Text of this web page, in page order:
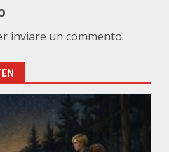
inviare un commento.